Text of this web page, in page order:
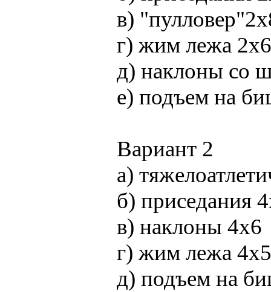
в)
г) жим лежа
д) наклоны со
е) подъем на
Вариант 2
а)
б) приседания
в) наклоны 4x6
г) жим лежа 4x5
д) подъем на